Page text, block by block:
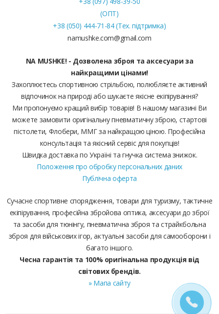
(ОПТ)
+38 (050) 444-71-84 (Тех. підтримка)
namushke.com@gmail.com
NA MUSHKE! - Дозволена зброя та аксесуари за
найкращими цінами!
Захоплюєтесь спортивною стрільбою, полюбляєте активний
відпочинок на природі або шукаєте якісне екіпірування?
Ми пропонуємо кращий вибір товарів! В нашому магазині Ви
можете замовити оригінальну пневматичну зброю, стартові
пістолети, Флобери, ММГ за найкращою ціною. Професійна
консультація та якісний сервіс для покупців!
Швидка доставка по Україні та гнучка система знижок.
Положення про обробку персональних даних
Публічна оферта
Сучасне спортивне спорядження, товари для туризму, тактичне
екіпірування, професійна збройова оптика, аксесуари до зброї
та засоби для тюнінгу, пневматична зброя та страйкбольна
зброя для військових ігор, актуальні засоби для самооборони і
багато іншого.
Чесна гарантія та 100% оригінальна продукція від
світових брендів.
» Мапа сайту